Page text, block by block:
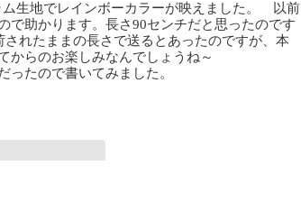
生地でレインボーカラーが映えました。 以前
で助かります。長さ90センチだと思ったのです
れたままの長さで送るとあったのですが、本
からのお楽しみなんでしょうね～
たので書いてみました。